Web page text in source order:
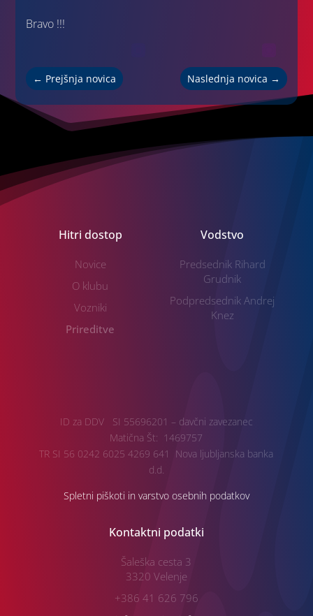
Bravo !!!
← Prejšnja novica Naslednja novica →
Hitri dostop
Novice
O klubu
Vozniki
Prireditve
Vodstvo
Predsednik Rihard
Grudnik
Podpredsednik Andrej
Knez
ID za DDV SI 55696201 – davčni zavezanec
Matična Št: 1469757
TR SI 56 0242 6025 4269 641 Nova ljubljanska banka
d.d.
Spletni piškoti in varstvo osebnih podatkov
Kontaktni podatki
Šaleška cesta 3
3320 Velenje
+386 41 626 796